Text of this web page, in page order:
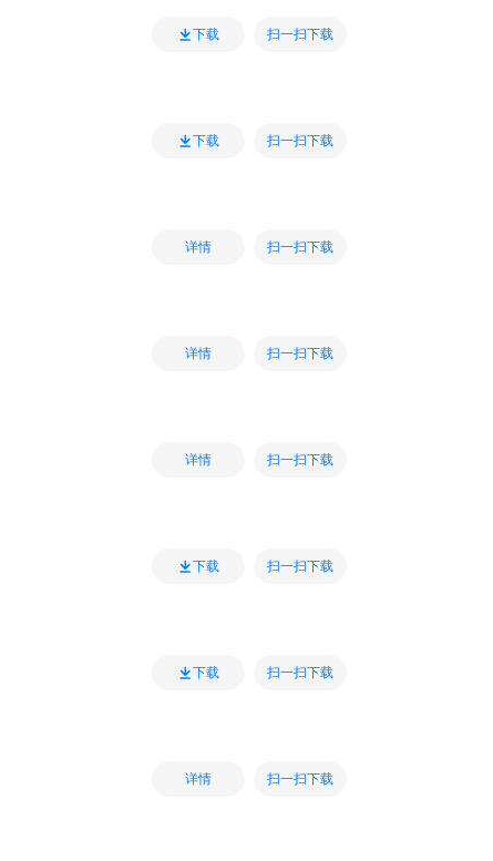
下载 扫一扫下载
下载 扫一扫下载
详情 扫一扫下载
详情 扫一扫下载
详情 扫一扫下载
下载 扫一扫下载
下载 扫一扫下载
详情 扫一扫下载